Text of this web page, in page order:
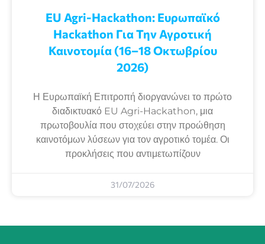
EU Agri-Hackathon: Eυρωπαϊκό
Ηackathon Για Την Αγροτική
Καινοτομία (16–18 Οκτωβρίου
2026)
Η Ευρωπαϊκή Επιτροπή διοργανώνει το πρώτο
διαδικτυακό EU Agri-Hackathon, μια
πρωτοβουλία που στοχεύει στην προώθηση
καινοτόμων λύσεων για τον αγροτικό τομέα. Οι
προκλήσεις που αντιμετωπίζουν
31/07/2026